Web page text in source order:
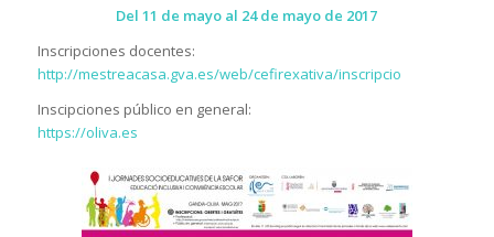
Del 11 de mayo al 24 de mayo de 2017
Inscripciones docentes:
http://mestreacasa.gva.es/web/cefirexativa/inscripcio
Inscipciones público en general:
https://oliva.es